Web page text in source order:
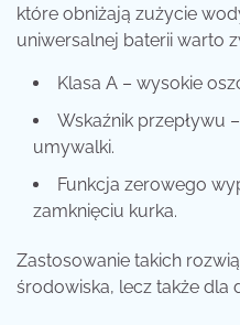
które obniżają zużycie
uniwersalnej baterii warto
Klasa A – wysokie
Wskaźnik przepływu
umywalki.
Funkcja zerowego
zamknięciu kurka.
Zastosowanie takich
środowiska, lecz także dla